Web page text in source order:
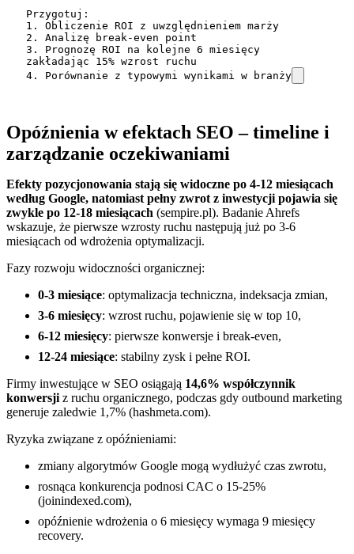
Przygotuj:
1. Obliczenie ROI z uwzględnieniem marży
2. Analizę break-even point
3. Prognozę ROI na kolejne 6 miesięcy
zakładając 15% wzrost ruchu
4. Porównanie z typowymi wynikami w branży
Opóźnienia w efektach SEO – timeline i
zarządzanie oczekiwaniami
Efekty pozycjonowania stają się widoczne po 4-12 miesiącach
według Google, natomiast pełny zwrot z inwestycji pojawia się
zwykle po 12-18 miesiącach (sempire.pl). Badanie Ahrefs
wskazuje, że pierwsze wzrosty ruchu następują już po 3-6
miesiącach od wdrożenia optymalizacji.
Fazy rozwoju widoczności organicznej:
0-3 miesiące: optymalizacja techniczna, indeksacja zmian,
3-6 miesięcy: wzrost ruchu, pojawienie się w top 10,
6-12 miesięcy: pierwsze konwersje i break-even,
12-24 miesiące: stabilny zysk i pełne ROI.
Firmy inwestujące w SEO osiągają 14,6% współczynnik
konwersjiz ruchu organicznego, podczas gdy outbound marketing
generuje zaledwie 1,7% (hashmeta.com).
Ryzyka związane z opóźnieniami:
zmiany algorytmów Google mogą wydłużyć czas zwrotu,
rosnąca konkurencja podnosi CAC o 15-25%
(joinindexed.com),
opóźnienie wdrożenia o 6 miesięcy wymaga 9 miesięcy
recovery.